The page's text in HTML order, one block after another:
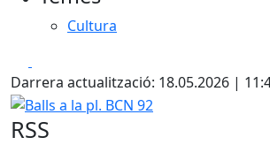
Cultura
Darrera actualització: 18.05.2026 |
Balls a la pl. BCN 92
RSS